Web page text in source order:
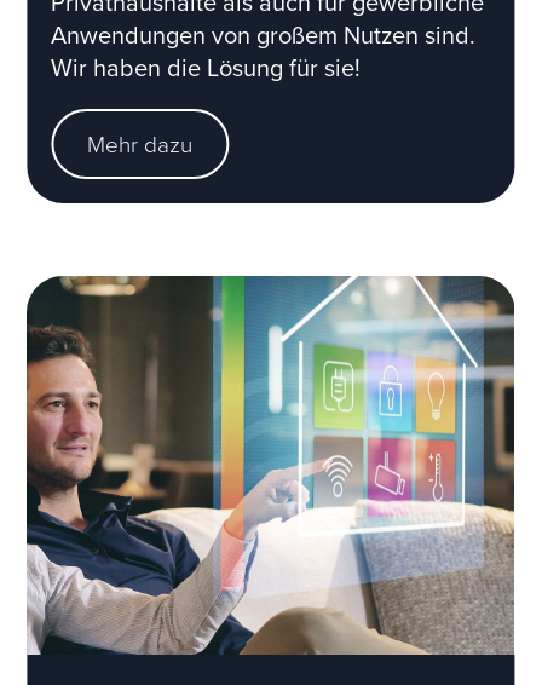
Anwendungen von großem Nutzen sind.
Wir haben die Lösung für sie!
Mehr dazu